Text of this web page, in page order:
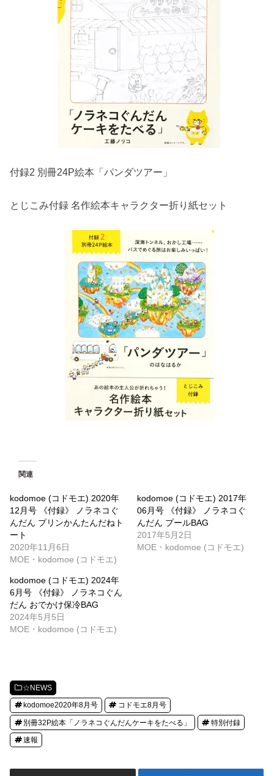
付録2 別冊24P絵本「パンダツアー」
とじこみ付録 名作絵本キャラクター折り紙セット
関連
kodomoe (コドモエ) 2020年
12月号 《付録》 ノラネコぐ
んだん プリンかんたんだねト
ート
2020年11月6日
MOE・kodomoe (コドモエ)
kodomoe (コドモエ) 2017年
06月号 《付録》 ノラネコぐ
んだん プールBAG
2017年5月2日
MOE・kodomoe (コドモエ)
kodomoe (コドモエ) 2024年
6月号 《付録》 ノラネコぐん
だん おでかけ保冷BAG
2024年5月5日
MOE・kodomoe (コドモエ)
☆NEWS
kodomoe2020年8月号 コドモエ8月号
別冊32P絵本「ノラネコぐんだんケーキをたべる」 特別付録
速報